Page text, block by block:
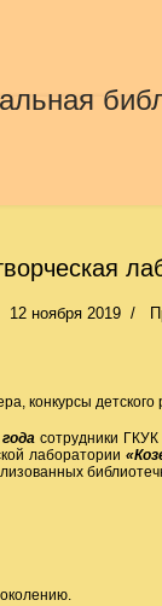
12 ноября 2019
конкурсы
сотрудники ГКУК
лаборатории